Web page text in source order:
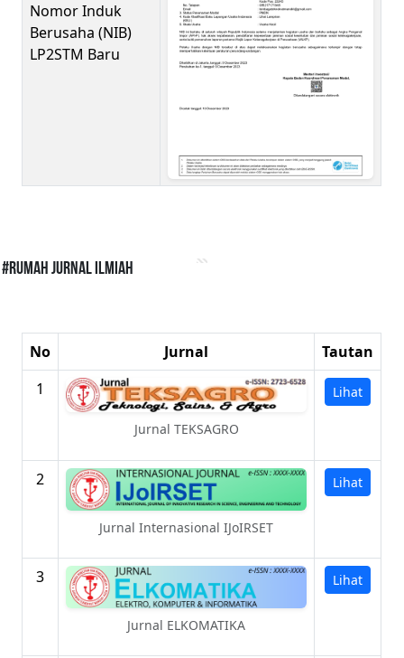
Nomor Induk
Berusaha (NIB)
LP2STM Baru
#Rumah Jurnal Ilmiah
No Jurnal
Tautan
1
Jurnal TEKSAGRO
Lihat
2
Jurnal Internasional IJoIRSET
Lihat
3
Jurnal ELKOMATIKA
Lihat